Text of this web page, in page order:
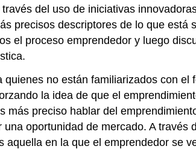
del uso de iniciativas
precisos descriptores de lo que está
el proceso emprendedor y luego
no están familiarizados con
la idea de que el
preciso hablar del
oportunidad de mercado. A través
en la que el emprendedor se